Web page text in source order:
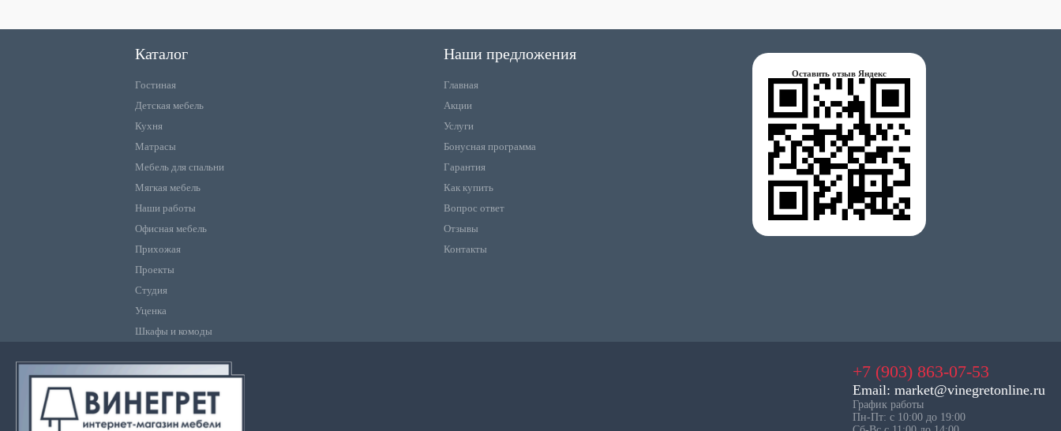
Каталог
Гостиная
Детская мебель
Кухня
Матрасы
Мебель для спальни
Мягкая мебель
Наши работы
Офисная мебель
Прихожая
Проекты
Студия
Уценка
Шкафы и комоды
Наши предложения
Главная
Акции
Услуги
Бонусная программа
Гарантия
Как купить
Вопрос ответ
Отзывы
Контакты
Оставить отзыв Яндекс
+7 (903) 863-07-53
Email: market@vinegretonline.ru
График работы
Пн-Пт: с 10:00 до 19:00